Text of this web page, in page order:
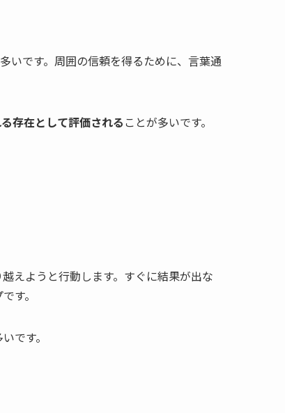
いです。周囲の信頼を得るために、言葉通
存在として評価される ことが多いです。
えようと行動します。すぐに結果が出な
す。
です。